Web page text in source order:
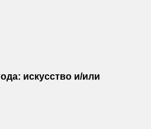
искусство и/или